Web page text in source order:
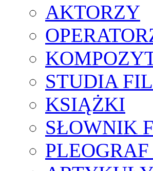
AKTORZY
STUDIA
KSIĄŻKI
SŁOWNIK